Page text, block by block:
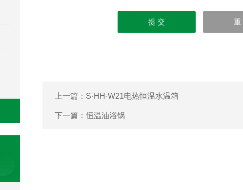
上一篇： S·HH·W21电热恒温水温箱
下一篇：恒温油浴锅